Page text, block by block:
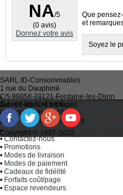
NA/5
(0 avis)
Donnez votre avis
Que
et
Soyez le
SARL ID-Consommables
1 rue du Dauphiné
CS 90056 21121Fontaine-les-Dijon
Tel :03 80 52 63 64
Fax :03 80 58 81 10
Email : idc@imprimantes.fr
•Qui sommes-nous ?
•Recycler ses cartouches usagées
• Bien choisir ses cartouches d'encre
•
Conditions générales de vente
•Plan du site
•Contactez-nous
• Promotions
• Modes de livraison
• Modes de paiement
• Cadeaux de fidélité
• Forfaits coût/page
• Espace revendeurs
Suivez-nous et partagez :
Consent
Copyright © 1997-2025